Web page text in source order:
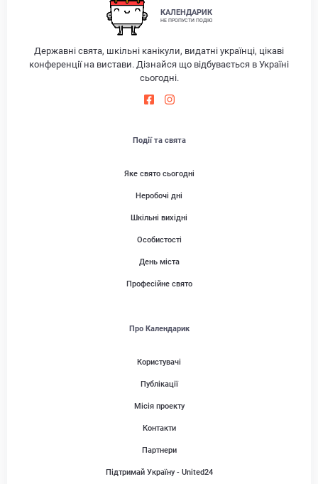
КАЛЕНДАРИК
НЕ ПРОПУСТИ ПОДІЮ
Державні свята, шкільні канікули, видатні українці, цікаві
конференції на вистави. Дізнайся що відбувається в Україні
сьогодні.
Події та свята
Яке свято сьогодні
Неробочі дні
Шкільні вихідні
Особистості
День міста
Професійне свято
Про Календарик
Користувачі
Публікації
Місія проекту
Контакти
Партнери
Підтримай Україну - United24